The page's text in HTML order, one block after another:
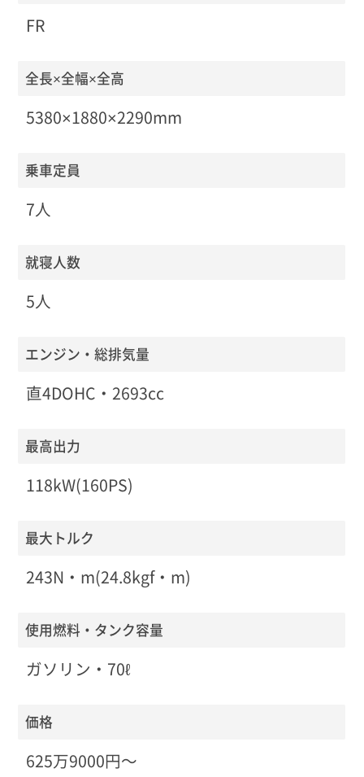
FR
全長×全幅×全高
5380×1880×2290mm
乗車定員
7人
就寝人数
5人
エンジン・総排気量
直4DOHC・2693cc
最高出力
118kW(160PS)
最大トルク
243N・m(24.8kgf・m)
使用燃料・タンク容量
ガソリン・70ℓ
価格
625万9000円〜